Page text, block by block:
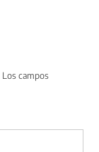
Los campos